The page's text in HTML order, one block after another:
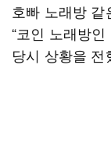
호빠 노래방 같
“코인 노래방
당시 상황을 전